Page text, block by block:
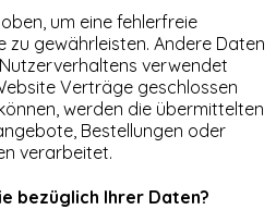
um eine fehlerfreie
zu gewährleisten. Andere Daten
verwendet
Verträge geschlossen
werden die übermittelten
Bestellungen oder
verarbeitet.
bezüglich Ihrer Daten?